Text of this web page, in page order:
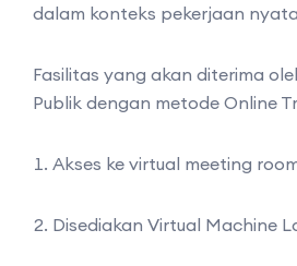
dalam konteks pekerjaan
Fasilitas yang akan diterima
Publik dengan metode Online
Akses ke virtual meeting
Disediakan Virtual Machine